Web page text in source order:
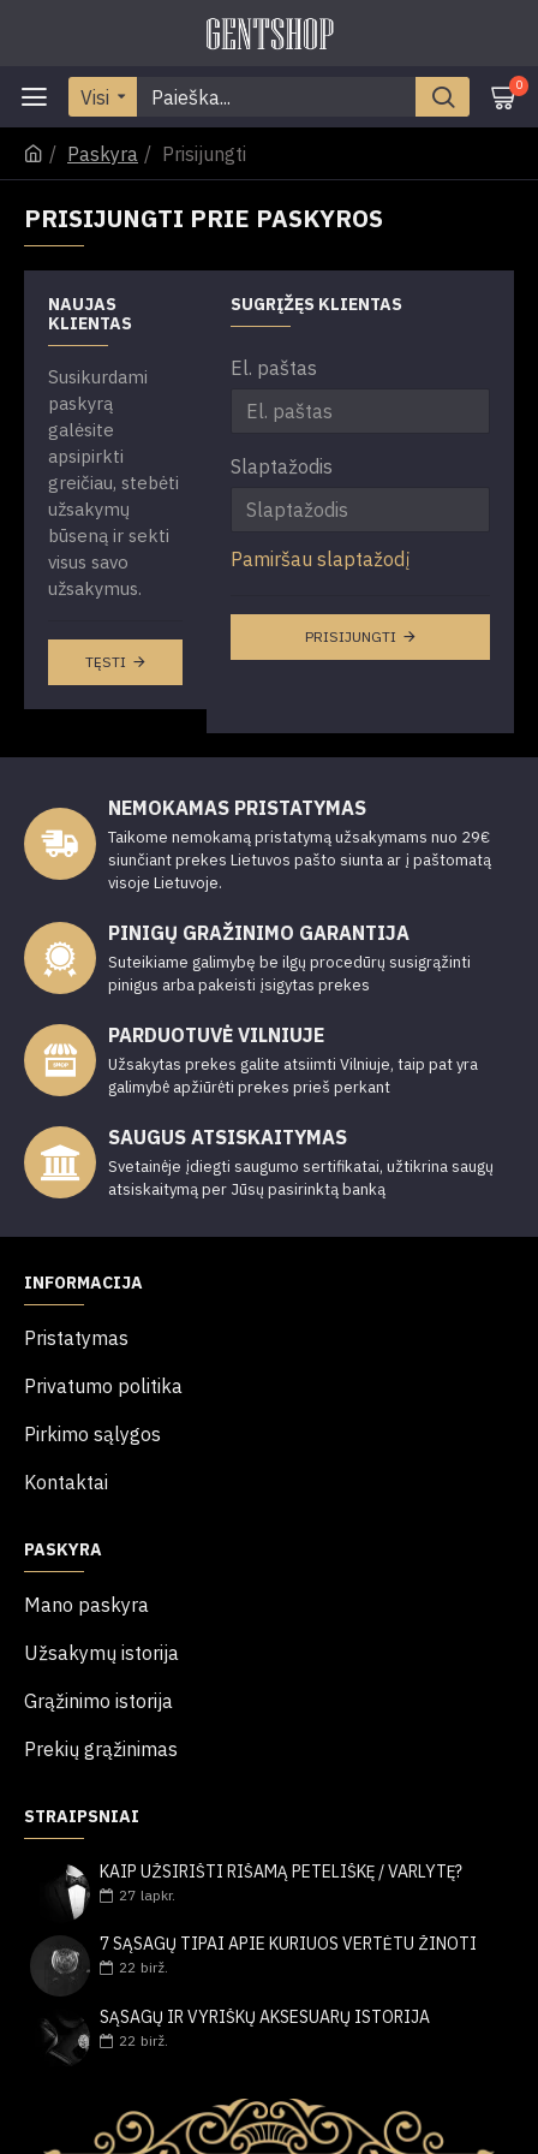
Visi 0
Paskyra Prisijungti
PRISIJUNGTI PRIE PASKYROS
NAUJAS
KLIENTAS
Susikurdami
paskyrą
galėsite
apsipirkti
greičiau, stebėti
užsakymų
būseną ir sekti
visus savo
užsakymus.
TĘSTI
SUGRĮŽĘS KLIENTAS
El. paštas
Slaptažodis
Pamiršau slaptažodį
PRISIJUNGTI
NEMOKAMAS PRISTATYMAS
Taikome nemokamą pristatymą užsakymams nuo 29€
siunčiant prekes Lietuvos pašto siunta ar į paštomatą
visoje Lietuvoje.
PINIGŲ GRAŽINIMO GARANTIJA
Suteikiame galimybę be ilgų procedūrų susigrąžinti
pinigus arba pakeisti įsigytas prekes
PARDUOTUVĖ VILNIUJE
Užsakytas prekes galite atsiimti Vilniuje, taip pat yra
galimybė apžiūrėti prekes prieš perkant
SAUGUS ATSISKAITYMAS
Svetainėje įdiegti saugumo sertifikatai, užtikrina saugų
atsiskaitymą per Jūsų pasirinktą banką
INFORMACIJA
Pristatymas
Privatumo politika
Pirkimo sąlygos
Kontaktai
PASKYRA
Mano paskyra
Užsakymų istorija
Grąžinimo istorija
Prekių grąžinimas
STRAIPSNIAI
KAIP UŽSIRIŠTI RIŠAMĄ PETELIŠKĘ / VARLYTĘ?
27 lapkr.
7 SĄSAGŲ TIPAI APIE KURIUOS VERTĖTU ŽINOTI
22 birž.
SĄSAGŲ IR VYRIŠKŲ AKSESUARŲ ISTORIJA
22 birž.